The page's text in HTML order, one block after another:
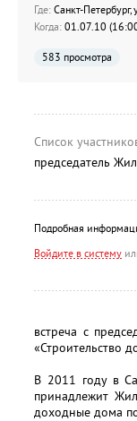
Где: Санкт-
Когда: 01.07.10
583 просмотра
Список
председатель
Подробная
Войдите в систему
встреча с
«Строительство
В 2011 году в
принадлежит
доходные дома